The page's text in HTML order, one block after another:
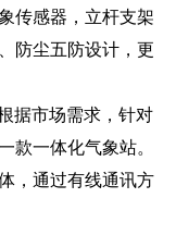
传感器，立杆支架
防尘五防设计，更
据市场需求，针对
款一体化气象站。
，通过有线通讯方